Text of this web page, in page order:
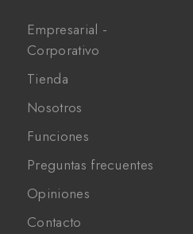
Empresarial -
Corporativo
Tienda
Nosotros
Funciones
Preguntas frecuentes
Opiniones
Contacto